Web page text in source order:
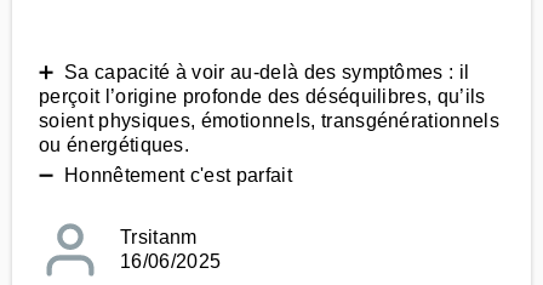
➕ Sa capacité à voir au-delà des symptômes : il
perçoit l’origine profonde des déséquilibres, qu’ils
soient physiques, émotionnels, transgénérationnels
ou énergétiques.
➖ Honnêtement c'est parfait
Trsitanm
16/06/2025